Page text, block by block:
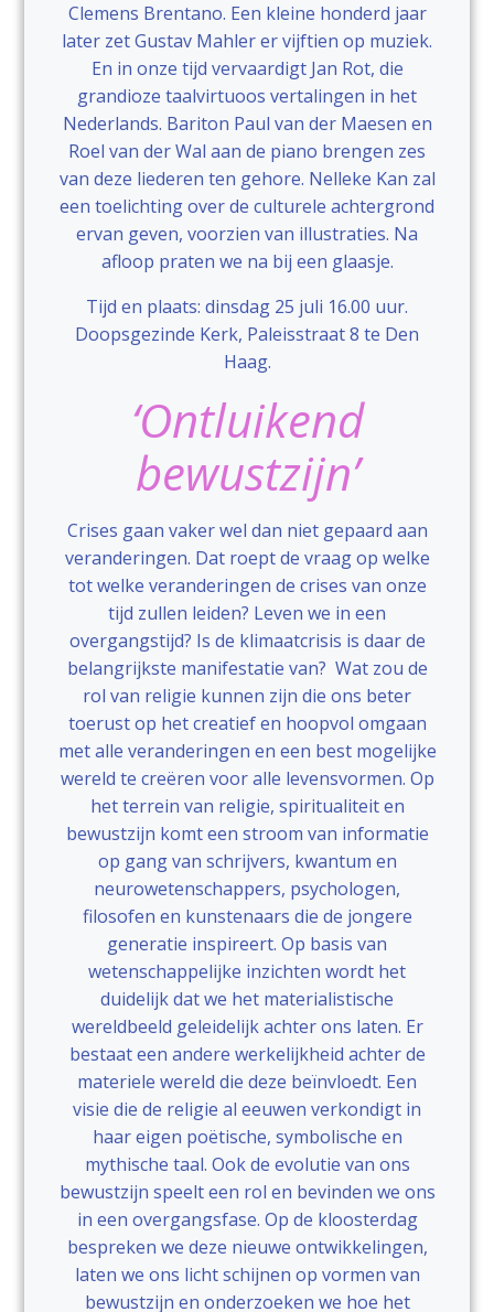
Clemens Brentano. Een kleine honderd jaar
later zet Gustav Mahler er vijftien op muziek.
En in onze tijd vervaardigt Jan Rot, die
grandioze taalvirtuoos vertalingen in het
Nederlands. Bariton Paul van der Maesen en
Roel van der Wal aan de piano brengen zes
van deze liederen ten gehore. Nelleke Kan zal
een toelichting over de culturele achtergrond
ervan geven, voorzien van illustraties. Na
afloop praten we na bij een glaasje.
Tijd en plaats: dinsdag 25 juli 16.00 uur.
Doopsgezinde Kerk, Paleisstraat 8 te Den
Haag.
‘Ontluikend
bewustzijn’
Crises gaan vaker wel dan niet gepaard aan
veranderingen. Dat roept de vraag op welke
tot welke veranderingen de crises van onze
tijd zullen leiden? Leven we in een
overgangstijd? Is de klimaatcrisis is daar de
belangrijkste manifestatie van? Wat zou de
rol van religie kunnen zijn die ons beter
toerust op het creatief en hoopvol omgaan
met alle veranderingen en een best mogelijke
wereld te creëren voor alle levensvormen. Op
het terrein van religie, spiritualiteit en
bewustzijn komt een stroom van informatie
op gang van schrijvers, kwantum en
neurowetenschappers, psychologen,
filosofen en kunstenaars die de jongere
generatie inspireert. Op basis van
wetenschappelijke inzichten wordt het
duidelijk dat we het materialistische
wereldbeeld geleidelijk achter ons laten. Er
bestaat een andere werkelijkheid achter de
materiele wereld die deze beïnvloedt. Een
visie die de religie al eeuwen verkondigt in
haar eigen poëtische, symbolische en
mythische taal. Ook de evolutie van ons
bewustzijn speelt een rol en bevinden we ons
in een overgangsfase. Op de kloosterdag
bespreken we deze nieuwe ontwikkelingen,
laten we ons licht schijnen op vormen van
bewustzijn en onderzoeken we hoe het